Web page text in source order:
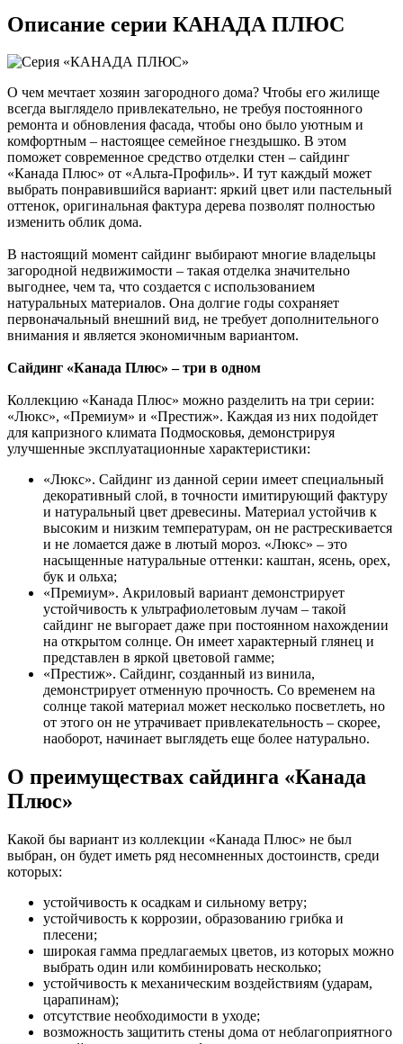
Описание серии КАНАДА ПЛЮС
О чем мечтает хозяин загородного дома? Чтобы его жилище
всегда выглядело привлекательно, не требуя постоянного
ремонта и обновления фасада, чтобы оно было уютным и
комфортным – настоящее семейное гнездышко. В этом
поможет современное средство отделки стен – сайдинг
«Канада Плюс» от «Альта-Профиль». И тут каждый может
выбрать понравившийся вариант: яркий цвет или пастельный
оттенок, оригинальная фактура дерева позволят полностью
изменить облик дома.
В настоящий момент сайдинг выбирают многие владельцы
загородной недвижимости – такая отделка значительно
выгоднее, чем та, что создается с использованием
натуральных материалов. Она долгие годы сохраняет
первоначальный внешний вид, не требует дополнительного
внимания и является экономичным вариантом.
Сайдинг «Канада Плюс» – три в одном
Коллекцию «Канада Плюс» можно разделить на три серии:
«Люкс», «Премиум» и «Престиж». Каждая из них подойдет
для капризного климата Подмосковья, демонстрируя
улучшенные эксплуатационные характеристики:
«Люкс». Сайдинг из данной серии имеет специальный
декоративный слой, в точности имитирующий фактуру
и натуральный цвет древесины. Материал устойчив к
высоким и низким температурам, он не растрескивается
и не ломается даже в лютый мороз. «Люкс» – это
насыщенные натуральные оттенки: каштан, ясень, орех,
бук и ольха;
«Премиум». Акриловый вариант демонстрирует
устойчивость к ультрафиолетовым лучам – такой
сайдинг не выгорает даже при постоянном нахождении
на открытом солнце. Он имеет характерный глянец и
представлен в яркой цветовой гамме;
«Престиж». Сайдинг, созданный из винила,
демонстрирует отменную прочность. Со временем на
солнце такой материал может несколько посветлеть, но
от этого он не утрачивает привлекательность – скорее,
наоборот, начинает выглядеть еще более натурально.
О преимуществах сайдинга «Канада
Плюс»
Какой бы вариант из коллекции «Канада Плюс» не был
выбран, он будет иметь ряд несомненных достоинств, среди
которых:
устойчивость к осадкам и сильному ветру;
устойчивость к коррозии, образованию грибка и
плесени;
широкая гамма предлагаемых цветов, из которых можно
выбрать один или комбинировать несколько;
устойчивость к механическим воздействиям (ударам,
царапинам);
отсутствие необходимости в уходе;
возможность защитить стены дома от неблагоприятного